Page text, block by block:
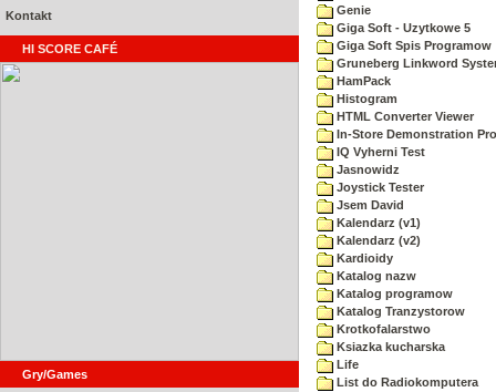
Kontakt
HI SCORE CAFÉ
Gry/Games
Genie
Giga Soft - Uzytkowe 5
Giga Soft Spis Programow
Gruneberg Linkword
HamPack
Histogram
HTML Converter Viewer
In-Store Demonstration
IQ Vyherni Test
Jasnowidz
Joystick Tester
Jsem David
Kalendarz (v1)
Kalendarz (v2)
Kardioidy
Katalog nazw
Katalog programow
Katalog Tranzystorow
Krotkofalarstwo
Ksiazka kucharska
Life
List do Radiokomputera